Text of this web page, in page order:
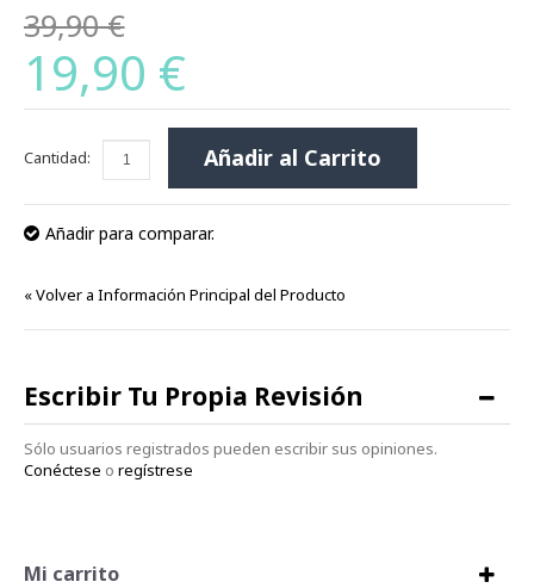
39,90 €
19,90 €
Cantidad: Añadir al Carrito
Añadir para comparar.
«Volver a Información Principal del Producto
Escribir Tu Propia Revisión
Sólo usuarios registrados pueden escribir sus opiniones.
Conéctese o regístrese
Mi carrito